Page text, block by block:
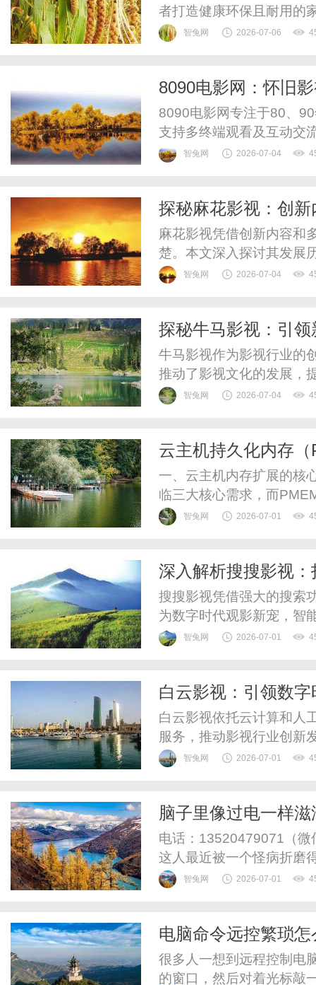
者打造健康环保且耐用的
智兔网 2026-07-06
8090电影网：怀旧
8090电影网专注于80、
支持多终端观看及互动交
智兔网 2026-07-04
探秘麻花影视：创
麻花影视凭借创新内容和
楚。本文深入探讨其发展
智兔网 2026-07-04
探秘牛马影视：引
牛马影视作为影视行业的
推动了影视文化的发展，
智兔网 2026-07-04
云主机持久化内存
构、实践与挑战
一、云主机内存扩展的核
临三大核心需求，而
生。1.大容量内存需求与
机的DRAM扩展依赖增加
智兔网 2026-07-01
深入解析搜搜影视
搜搜影视凭借强大的搜索
为数字时代观影新宠，智
智兔网 2026-07-01
白云影视：引领数
白云影视依托云计算和人
服务，推动影视行业创新
智兔网 2026-07-01
脑子里像过电一样
体“交通堵塞”了，疏
电话：13520479071（微
这人最近被一个怪病折
是潮水，是那种“滋啦滋
路都打飘，总觉得脚下踩
智兔网 2026-07-01
电脑命令远控繁琐
很多人一想到远程控制电
的窗口，然后对着光标敲